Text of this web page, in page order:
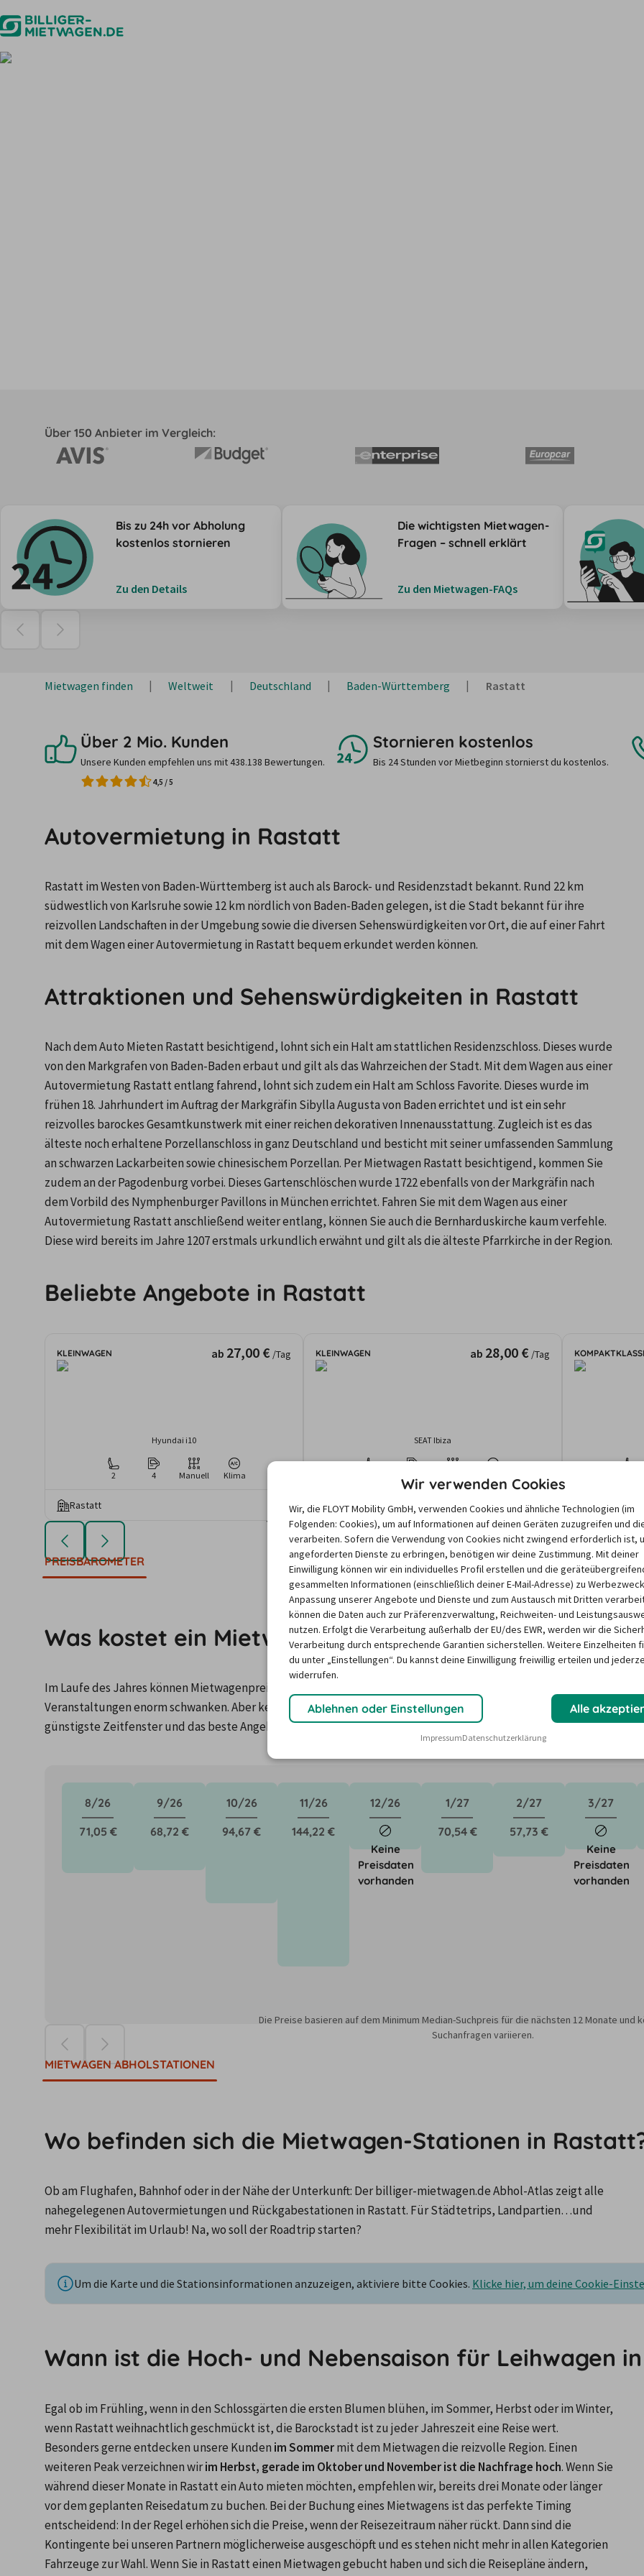
Über 150 Anbieter im Vergleich:
Bis zu 24h vor Abholung
kostenlos stornieren
Zu den Details
Die wichtigsten Mietwagen-
Fragen – schnell erklärt
Zu den Mietwagen-FAQs
Mietwagen finden Weltweit Deutschland Baden-Württemberg Rastatt
Über 2 Mio. Kunden
Unsere Kunden empfehlen uns mit 438.138 Bewertungen.
4,5 /5
Stornieren kostenlos
Bis 24 Stunden vor Mietbeginn stornierst du kostenlos.
Autovermietung in Rastatt
Rastatt im Westen von Baden-Württemberg ist auch als Barock- und Residenzstadt bekannt. Rund 22 km
südwestlich von Karlsruhe sowie 12 km nördlich von Baden-Baden gelegen, ist die Stadt bekannt für ihre
reizvollen Landschaften in der Umgebung sowie die diversen Sehenswürdigkeiten vor Ort, die auf einer Fahrt
mit dem Wagen einer Autovermietung in Rastatt bequem erkundet werden können.
Attraktionen und Sehenswürdigkeiten in Rastatt
Nach dem Auto Mieten Rastatt besichtigend, lohnt sich ein Halt am stattlichen Residenzschloss. Dieses wurde
von den Markgrafen von Baden-Baden erbaut und gilt als das Wahrzeichen der Stadt. Mit dem Wagen aus einer
Autovermietung Rastatt entlang fahrend, lohnt sich zudem ein Halt am Schloss Favorite. Dieses wurde im
frühen 18. Jahrhundert im Auftrag der Markgräfin Sibylla Augusta von Baden errichtet und ist ein sehr
reizvolles barockes Gesamtkunstwerk mit einer reichen dekorativen Innenausstattung. Zugleich ist es das
älteste noch erhaltene Porzellanschloss in ganz Deutschland und besticht mit seiner umfassenden Sammlung
an schwarzen Lackarbeiten sowie chinesischem Porzellan. Per Mietwagen Rastatt besichtigend, kommen Sie
zudem an der Pagodenburg vorbei. Dieses Gartenschlöschen wurde 1722 ebenfalls von der Markgräfin nach
dem Vorbild des Nymphenburger Pavillons in München errichtet. Fahren Sie mit dem Wagen aus einer
Autovermietung Rastatt anschließend weiter entlang, können Sie auch die Bernharduskirche kaum verfehle.
Diese wird bereits im Jahre 1207 erstmals urkundlich erwähnt und gilt als die älteste Pfarrkirche in der Region.
Beliebte Angebote in Rastatt
KLEINWAGEN ab 27,00 € /Tag
Hyundai i10
2 4 Manuell Klima
Rastatt
KLEINWAGEN ab 28,00 € /Tag
SEAT Ibiza
Rastatt Rastatt
Die angezeigten Angebote und Preise basieren auf den Suchergebnissen der letzten Tage.
Mietdauer und dem Zeitraum abhängen, können die nach einer Suche angezeigten
PREISBAROMETER
Was kostet ein Mietwagen in Rastatt ?
Im Laufe des Jahres können Mietwagenpreise durch Faktoren wie saisonale Nachfrage, Feiertage oder lokale
Veranstaltungen enorm schwanken. Aber keine Panik: Unser Mietwagen-Preisbarometer hilft immer, das
günstigste Zeitfenster und das beste Angebot für den Mietwagen zu finden - versprochen!
8/26
71,05 €
9/26
68,72 €
10/26
94,67 €
11/26
144,22 €
12/26
Keine
Preisdaten
vorhanden
1/27
70,54 €
2/27
57,73 €
3/27
Keine
Preisdaten
vorhanden
Die Preise basieren auf dem Minimum Median-Suchpreis für die nächsten 12 Monate und
Suchanfragen variieren.
MIETWAGEN ABHOLSTATIONEN
Wo befinden sich die Mietwagen-Stationen in
Ob am Flughafen, Bahnhof oder in der Nähe der Unterkunft: Der billiger-mietwagen.de Abhol-Atlas zeigt alle
nahegelegenen Autovermietungen und Rückgabestationen in Rastatt. Für Städtetrips, Landpartien…und
mehr Flexibilität im Urlaub! Na, wo soll der Roadtrip starten?
Um die Karte und die Stationsinformationen anzuzeigen, aktiviere bitte Cookies. Klicke hier, um deine Cookie-
Wann ist die Hoch- und Nebensaison für Leihwagen
Egal ob im Frühling, wenn in den Schlossgärten die ersten Blumen blühen, im Sommer, Herbst oder im Winter,
wenn Rastatt weihnachtlich geschmückt ist, die Barockstadt ist zu jeder Jahreszeit eine Reise wert.
Besonders gerne entdecken unsere Kunden im Sommer mit dem Mietwagen die reizvolle Region. Einen
weiteren Peak verzeichnen wir im Herbst, gerade im Oktober und November ist die Nachfrage hoch. Wenn Sie
während dieser Monate in Rastatt ein Auto mieten möchten, empfehlen wir, bereits drei Monate oder länger
vor dem geplanten Reisedatum zu buchen. Bei der Buchung eines Mietwagens ist das perfekte Timing
entscheidend: In der Regel erhöhen sich die Preise, wenn der Reisezeitraum näher rückt. Dann sind die
Kontingente bei unseren Partnern möglicherweise ausgeschöpft und es stehen nicht mehr in allen Kategorien
Fahrzeuge zur Wahl. Wenn Sie in Rastatt einen Mietwagen gebucht haben und sich die Reisepläne ändern,
Wir verwenden Cookies
Wir, die FLOYT Mobility GmbH, verwenden Cookies und ähnliche Technologien (im
Folgenden: Cookies), um auf Informationen auf deinen Geräten zuzugreifen und
verarbeiten. Sofern die Verwendung von Cookies nicht zwingend erforderlich ist,
angeforderten Dienste zu erbringen, benötigen wir deine Zustimmung. Mit deiner
Einwilligung können wir ein individuelles Profil erstellen und die
gesammelten Informationen (einschließlich deiner E-Mail-Adresse) zu
Anpassung unserer Angebote und Dienste und zum Austausch mit Dritten
können die Daten auch zur Präferenzverwaltung, Reichweiten- und
nutzen. Erfolgt die Verarbeitung außerhalb der EU/des EWR, werden wir die
Verarbeitung durch entsprechende Garantien sicherstellen. Weitere Einzelheiten
du unter „Einstellungen“. Du kannst deine Einwilligung freiwillig erteilen und
widerrufen.
Ablehnen oder Einstellungen Alle
ImpressumDatenschutzerklärung